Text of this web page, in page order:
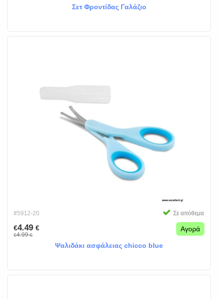
Σετ Φροντίδας Γαλάζιο
#5912-20 Σε απόθεμα
€4.49 €
€4.99€
Αγορά
Ψαλιδάκι ασφάλειας chicco blue